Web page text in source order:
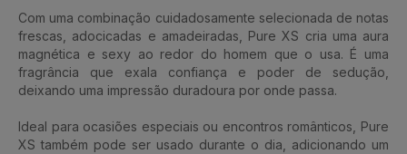
Com uma combinação cuidadosamente selecionada de notas
frescas, adocicadas e amadeiradas, Pure XS cria uma aura
magnética e sexy ao redor do homem que o usa. É uma
fragrância que exala confiança e poder de sedução,
deixando uma impressão duradoura por onde passa.
Ideal para ocasiões especiais ou encontros românticos, Pure
XS também pode ser usado durante o dia, adicionando um